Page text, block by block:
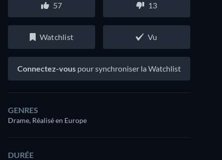
57 13
Watchlist Vu
Connectez-vous pour synchroniser la Watchlist
GENRES
Drame, Réalisé en Europe
DURÉE